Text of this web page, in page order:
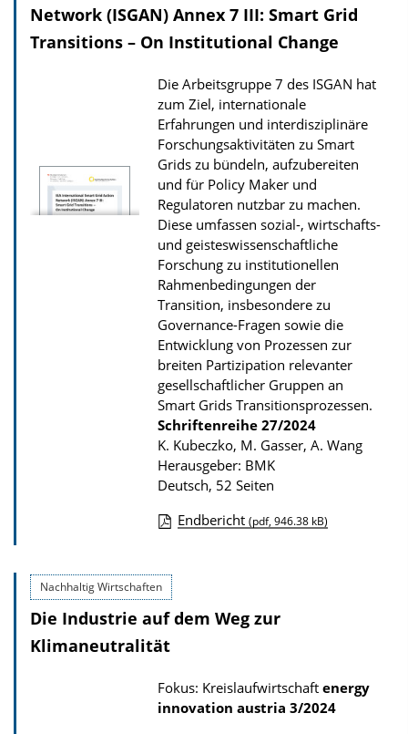
l
o
d
s
z
u
r
P
u
b
l
i
k
a
t
i
o
n
Network (ISGAN) Annex 7 III: Smart Grid
Transitions – On Institutional Change
Die Arbeitsgruppe 7 des ISGAN hat
zum Ziel, internationale
Erfahrungen und interdisziplinäre
Forschungsaktivitäten zu Smart
Grids zu bündeln, aufzubereiten
und für Policy Maker und
Regulatoren nutzbar zu machen.
Diese umfassen sozial-, wirtschafts-
und geisteswissenschaftliche
Forschung zu institutionellen
Rahmenbedingungen der
Transition, insbesondere zu
Governance-Fragen sowie die
Entwicklung von Prozessen zur
breiten Partizipation relevanter
gesellschaftlicher Gruppen an
Smart Grids Transitionsprozessen.
Schriftenreihe 27/2024
K. Kubeczko, M. Gasser, A. Wang
Herausgeber: BMK
Deutsch, 52 Seiten
w
n
l
a
Endbericht (pdf, 946.38 kB)
Nachhaltig Wirtschaften
Die Industrie auf dem Weg zur
Klimaneutralität
Fokus: Kreislaufwirtschaft energy
innovation austria 3/2024